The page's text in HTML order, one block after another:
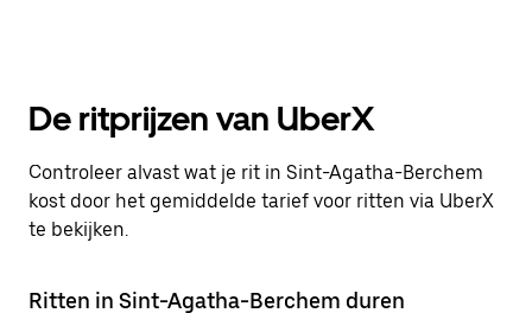
De ritprijzen van UberX
Controleer alvast wat je rit in Sint-Agatha-Berchem
kost door het gemiddelde tarief voor ritten via UberX
te bekijken.
Ritten in Sint-Agatha-Berchem duren